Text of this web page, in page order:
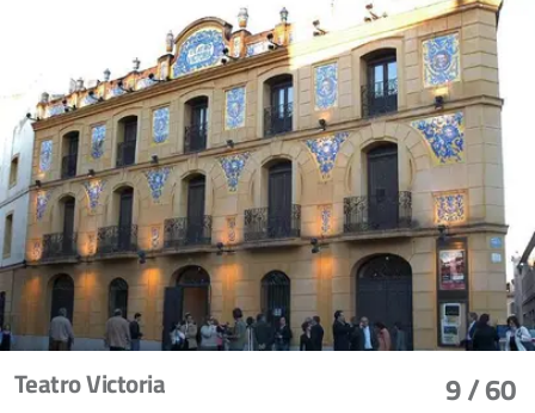
9/ 60
Teatro Victoria